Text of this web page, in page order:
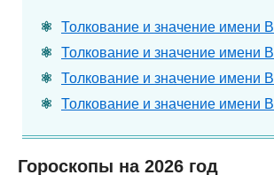
Толкование и значение имени
Толкование и значение имени
Толкование и значение имени
Толкование и значение имени
Гороскопы на 2026 год